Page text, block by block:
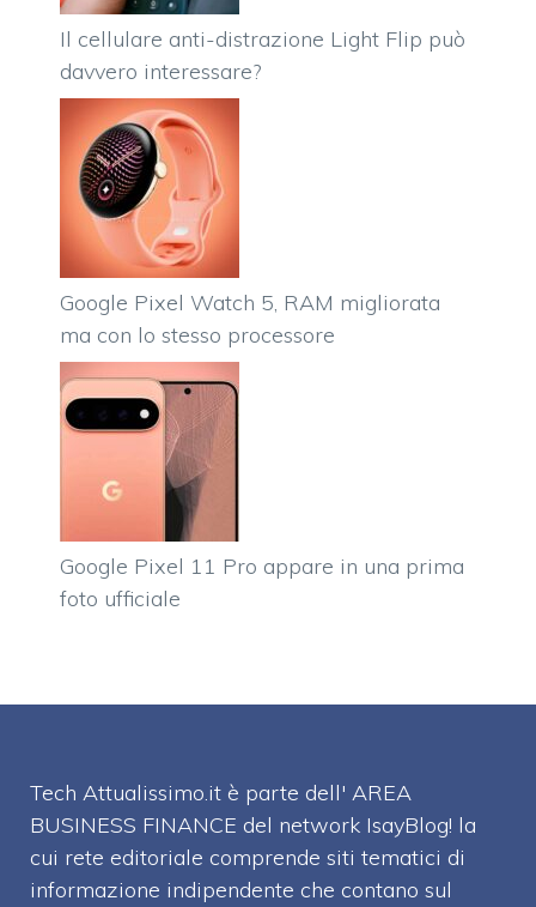
Il cellulare anti-distrazione Light Flip può
davvero interessare?
Google Pixel Watch 5, RAM migliorata
ma con lo stesso processore
Google Pixel 11 Pro appare in una prima
foto ufficiale
Tech Attualissimo.it è parte dell' AREA
BUSINESS FINANCE del network IsayBlog! la
cui rete editoriale comprende siti tematici di
informazione indipendente che contano sul